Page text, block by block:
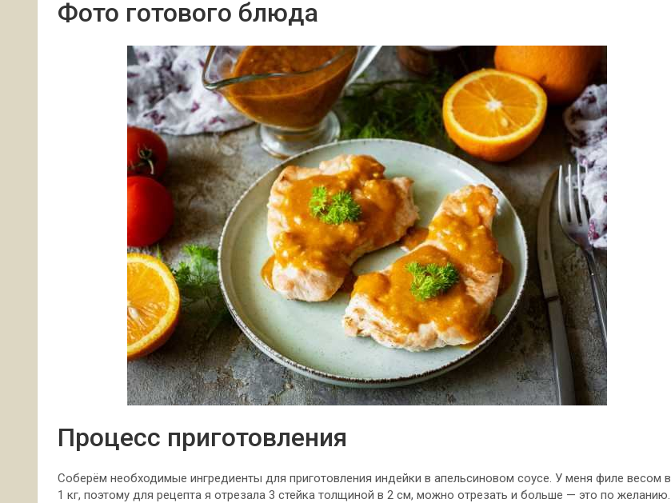
Фото готового блюда
Процесс приготовления
Соберём необходимые ингредиенты для приготовления индейки в апельсиновом соусе. У меня филе весом в
1 кг, поэтому для рецепта я отрезала 3 стейка толщиной в 2 см, можно отрезать и больше — это по желанию.